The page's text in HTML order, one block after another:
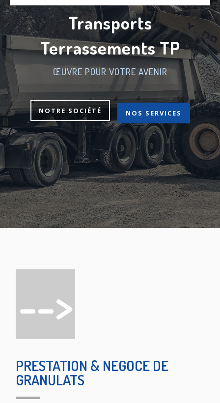
Transports
Terrassements TP
ŒUVRE POUR VOTRE AVENIR
NOTRE SOCIÉTÉ NOS SERVICES
-->
PRESTATION & NEGOCE DE
GRANULATS